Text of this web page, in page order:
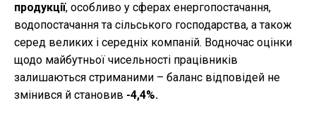
продукції, особливо у сферах енергопостачання,
водопостачання та сільського господарства, а також
серед великих і середніх компаній. Водночас оцінки
щодо майбутньої чисельності працівників
залишаються стриманими – баланс відповідей не
змінився й становив -4,4%.